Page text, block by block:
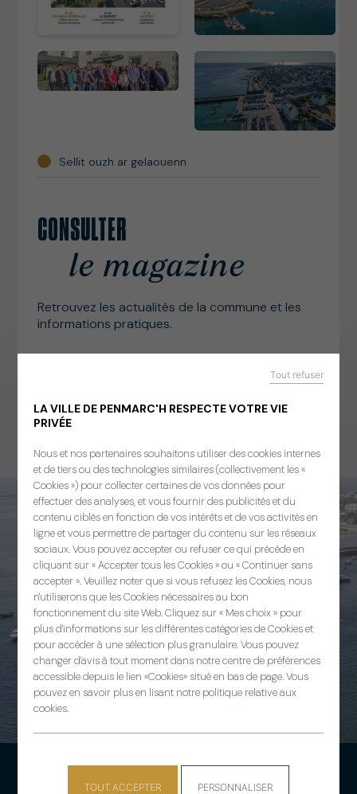
Panneau de gestion des
LA VILLE DE PENMARC'H RESPECTE VOTRE VIE
PRIVÉE
Nous et nos partenaires souhaitons utiliser des cookies internes
et de tiers ou des technologies similaires (collectivement les «
Cookies ») pour collecter certaines de vos données pour
effectuer des analyses, et vous fournir des publicités et du
contenu ciblés en fonction de vos intérêts et de vos activités en
ligne et vous permettre de partager du contenu sur les réseaux
sociaux. Vous pouvez accepter ou refuser ce qui précède en
cliquant sur « Accepter tous les Cookies » ou « Continuer sans
accepter ». Veuillez noter que si vous refusez les Cookies, nous
n'utiliserons que les Cookies nécessaires au bon
fonctionnement du site Web. Cliquez sur « Mes choix » pour
plus d'informations sur les différentes catégories de Cookies et
pour accéder à une sélection plus granulaire. Vous pouvez
changer d'avis à tout moment dans notre centre de préférences
accessible depuis le lien «Cookies» situé en bas de page. Vous
pouvez en savoir plus en lisant notre politique relative aux
cookies.
TOUT ACCEPTER
Tout refuser
PERSONNALISER
Sellit ouzh ar gelaouenn
CONSULTER
le magazine
Retrouvez les actualités de la commune et les
informations pratiques.